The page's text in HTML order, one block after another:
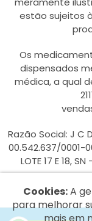
estão sujeitos
Os
dispensados
médica, a qual
Razão Social: J C
00.542.637/0001-
LOTE 17 E 18,
Cookies:A
para melhorar